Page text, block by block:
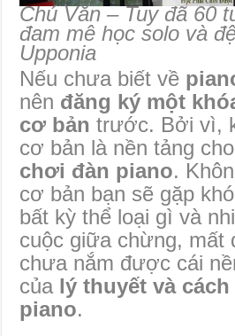
Chú Văn – Tuy đã 60
đam mê học solo và
Upponia
Nếu chưa biết về
nên đăng ký một
cơ bản trước. Bởi vì,
cơ bản là nền tảng cho
chơi đàn piano.
cơ bản bạn sẽ gặp
bất kỳ thể loại gì và
cuộc giữa chừng, mất
chưa nắm được cái
của lý thuyết và
piano.